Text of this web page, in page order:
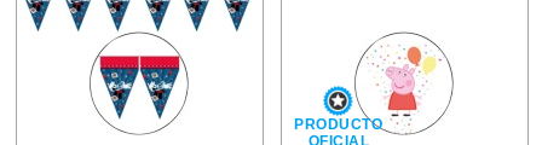
PRODUCTO
OFICIAL